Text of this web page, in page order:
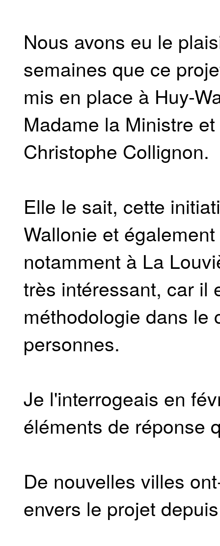
Nous avons eu le
semaines que ce
mis en place à Huy-
Madame la Ministre
Christophe Collignon.
Elle le sait, cette
Wallonie et
notamment à La
très intéressant, car il
méthodologie dans le
personnes.
Je l'interrogeais en
éléments de réponse
De nouvelles villes
envers le projet